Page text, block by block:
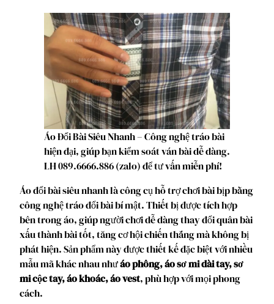
Áo Đổi Bài Siêu Nhanh – Công nghệ tráo bài
hiện đại, giúp bạn kiểm soát ván bài dễ dàng.
LH 089.6666.886 (zalo) để tư vấn miễn phí!
Áo đổi bài siêu nhanh là công cụ hỗ trợ chơi bài bịp bằng
công nghệ tráo đổi bài bí mật. Thiết bị được tích hợp
bên trong áo, giúp người chơi dễ dàng thay đổi quân bài
xấu thành bài tốt, tăng cơ hội chiến thắng mà không bị
phát hiện. Sản phẩm này được thiết kế đặc biệt với nhiều
mẫu mã khác nhau nhưáo phông, áo sơ mi dài tay, sơ
mi cộc tay, áo khoác, áo vest, phù hợp với mọi phong
cách.